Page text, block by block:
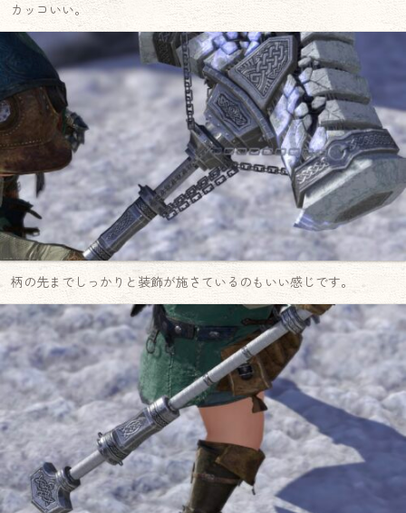
カッコいい。
柄の先までしっかりと装飾が施さているのもいい感じです。